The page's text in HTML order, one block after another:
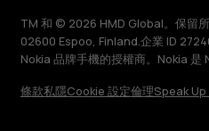
TM 和 © 2026 HMD Global。保留
02600 Espoo, Finland.企業 ID
Nokia 品牌手機的授權商。Nokia 是
條款私隱Cookie 設定倫理Speak